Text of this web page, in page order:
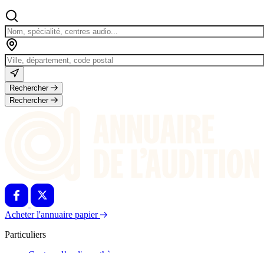
Rechercher
Rechercher
Acheter l'annuaire papier
Particuliers